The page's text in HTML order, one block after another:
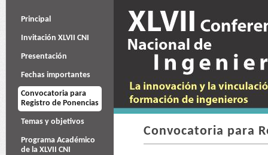
Principal
Invitación XLVII CNI
Presentación
Fechas importantes
Convocatoria para
Registro de Ponencias
Temas y objetivos
Programa Académico
de la XLVII CNI
Convocatoria para